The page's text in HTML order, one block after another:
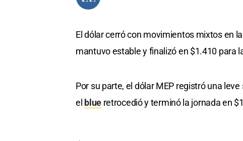
El dólar cerró con movimientos mixtos en
mantuvo estable y finalizó en $1.410 para
Por su parte, el dólar MEP registró una
el blueretrocedió y terminó la jornada en